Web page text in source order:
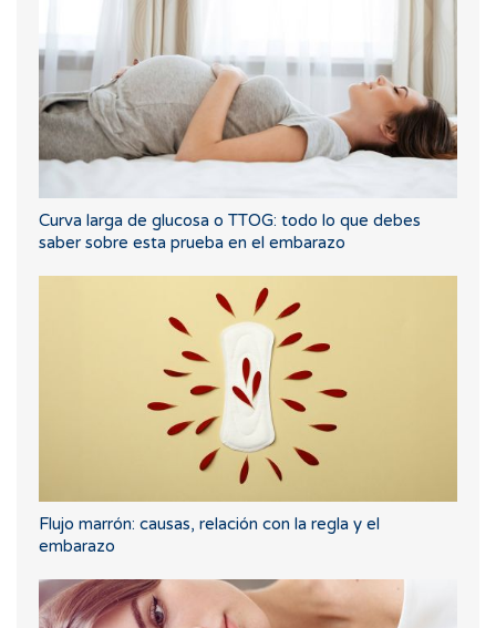
Curva larga de glucosa o TTOG: todo lo que debes
saber sobre esta prueba en el embarazo
Flujo marrón: causas, relación con la regla y el
embarazo